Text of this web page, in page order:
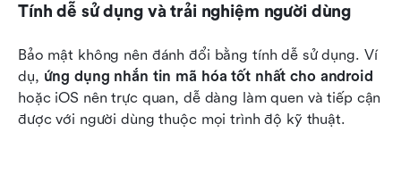
Tính dễ sử dụng và trải nghiệm người dùng
Bảo mật không nên đánh đổi bằng tính dễ sử dụng. Ví
dụ, ứng dụng nhắn tin mã hóa tốt nhất cho android
hoặc iOS nên trực quan, dễ dàng làm quen và tiếp cận
được với người dùng thuộc mọi trình độ kỹ thuật.